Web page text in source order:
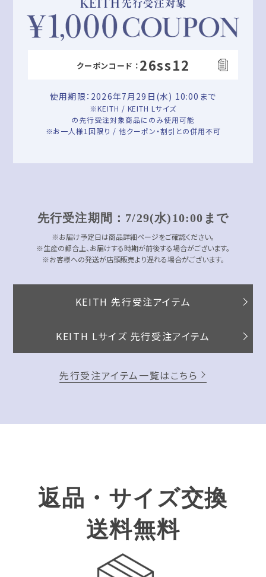
クーポンコード ： 26ss12
使用期限：2026年7月29日(水) 10:00まで
※KEITH / KEITH Lサイズ
の先行受注対象商品にのみ使用可能
※お一人様1回限り / 他クーポン・割引との併用不可
先行受注期間：7/29(水)10:00まで
※お届け予定日は商品詳細ページをご確認ください。
※生産の都合上、お届けする時期が前後する場合がございます。
※お客様への発送が店頭販売より遅れる場合がございます。
KEITH 先行受注アイテム
KEITH Lサイズ 先行受注アイテム
先行受注アイテム一覧はこちら
返品・サイズ交換
送料無料